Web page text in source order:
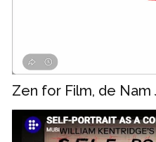
Zen for Film, de Nam